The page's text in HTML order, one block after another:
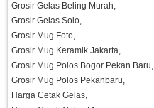
Grosir Gelas Beling Murah,
Grosir Gelas Solo,
Grosir Mug Foto,
Grosir Mug Keramik Jakarta,
Grosir Mug Polos Bogor Pekan Baru,
Grosir Mug Polos Pekanbaru,
Harga Cetak Gelas,